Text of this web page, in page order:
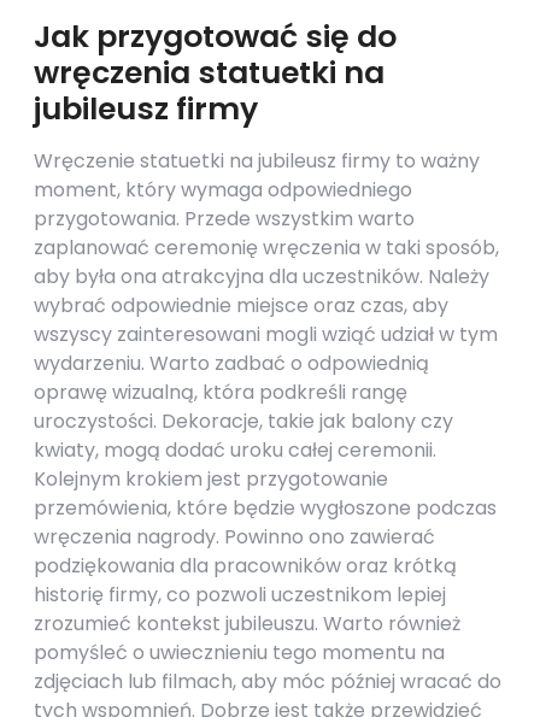
Jak przygotować się do
wręczenia statuetki na
jubileusz firmy
Wręczenie statuetki na jubileusz firmy to ważny
moment, który wymaga odpowiedniego
przygotowania. Przede wszystkim warto
zaplanować ceremonię wręczenia w taki sposób,
aby była ona atrakcyjna dla uczestników. Należy
wybrać odpowiednie miejsce oraz czas, aby
wszyscy zainteresowani mogli wziąć udział w tym
wydarzeniu. Warto zadbać o odpowiednią
oprawę wizualną, która podkreśli rangę
uroczystości. Dekoracje, takie jak balony czy
kwiaty, mogą dodać uroku całej ceremonii.
Kolejnym krokiem jest przygotowanie
przemówienia, które będzie wygłoszone podczas
wręczenia nagrody. Powinno ono zawierać
podziękowania dla pracowników oraz krótką
historię firmy, co pozwoli uczestnikom lepiej
zrozumieć kontekst jubileuszu. Warto również
pomyśleć o uwiecznieniu tego momentu na
zdjęciach lub filmach, aby móc później wracać do
tych wspomnień. Dobrze jest także przewidzieć